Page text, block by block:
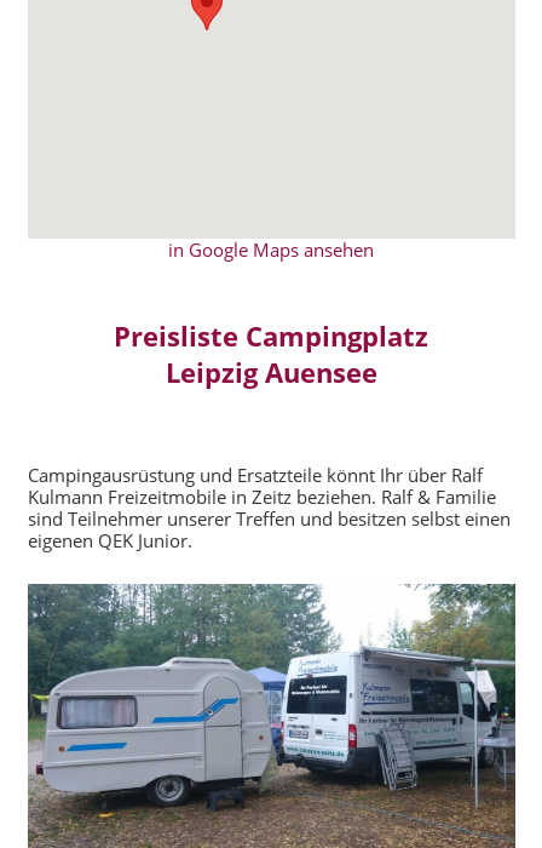
in Google Maps ansehen
Preisliste Campingplatz
Leipzig Auensee
Campingausrüstung und Ersatzteile könnt Ihr über Ralf
Kulmann Freizeitmobile in Zeitz beziehen. Ralf & Familie
sind Teilnehmer unserer Treffen und besitzen selbst einen
eigenen QEK Junior.